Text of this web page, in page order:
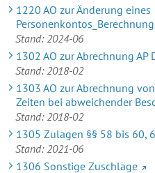
1220 AO zur Änderung eines
Stand: 2024-06
1302 AO zur Abrechnung
Stand: 2018-02
1303 AO zur Abrechnung
Zeiten bei abweichender
Stand: 2018-02
1305 Zulagen §§ 58 bis 60,
Stand: 2021-06
1306 Sonstige Zuschläge